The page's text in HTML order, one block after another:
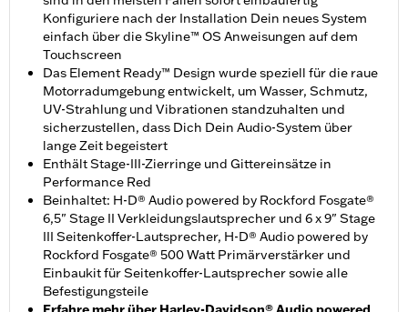
Konfiguriere nach der Installation Dein neues System
einfach über die Skyline™ OS Anweisungen auf dem
Touchscreen
Das Element Ready™ Design wurde speziell für die raue
Motorradumgebung entwickelt, um Wasser, Schmutz,
UV-Strahlung und Vibrationen standzuhalten und
sicherzustellen, dass Dich Dein Audio-System über
lange Zeit begeistert
Enthält Stage-III-Zierringe und Gittereinsätze in
Performance Red
Beinhaltet: H-D® Audio powered by Rockford Fosgate®
6,5" Stage II Verkleidungslautsprecher und 6 x 9" Stage
III Seitenkoffer-Lautsprecher, H-D® Audio powered by
Rockford Fosgate® 500 Watt Primärverstärker und
Einbaukit für Seitenkoffer-Lautsprecher sowie alle
Befestigungsteile